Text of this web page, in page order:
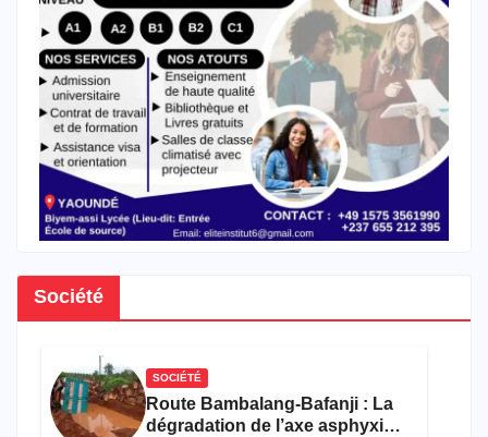
Société
SOCIÉTÉ
Route Bambalang-Bafanji : La
dégradation de l’axe asphyxie